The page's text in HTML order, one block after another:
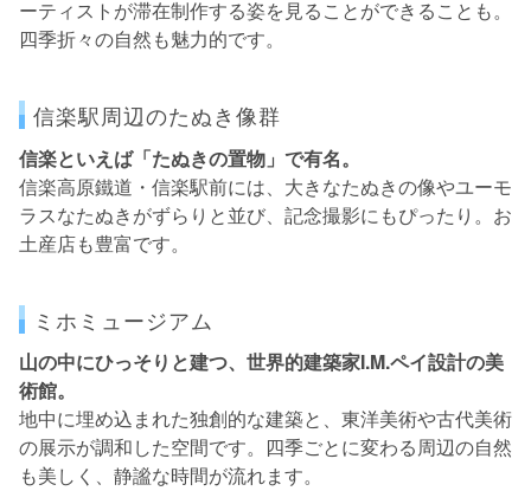
ーティストが滞在制作する姿を見ることができることも。
四季折々の自然も魅力的です。
信楽駅周辺のたぬき像群
信楽といえば「たぬきの置物」で有名。
信楽高原鐵道・信楽駅前には、大きなたぬきの像やユーモ
ラスなたぬきがずらりと並び、記念撮影にもぴったり。お
土産店も豊富です。
ミホミュージアム
山の中にひっそりと建つ、世界的建築家I.M.ペイ設計の美
術館。
地中に埋め込まれた独創的な建築と、東洋美術や古代美術
の展示が調和した空間です。四季ごとに変わる周辺の自然
も美しく、静謐な時間が流れます。